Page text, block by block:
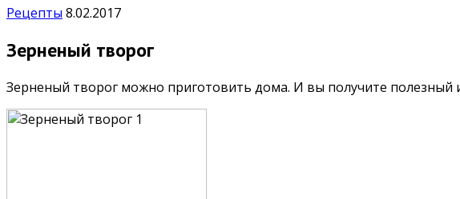
Рецепты 8.02.2017
Зерненый творог
Зерненый творог можно приготовить дома. И вы получите полезный